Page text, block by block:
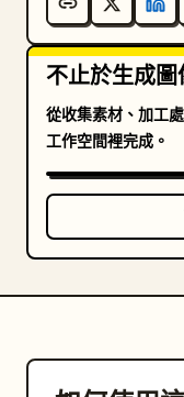
不止於生成圖
從收集素材、加工
工作空間裡完成。